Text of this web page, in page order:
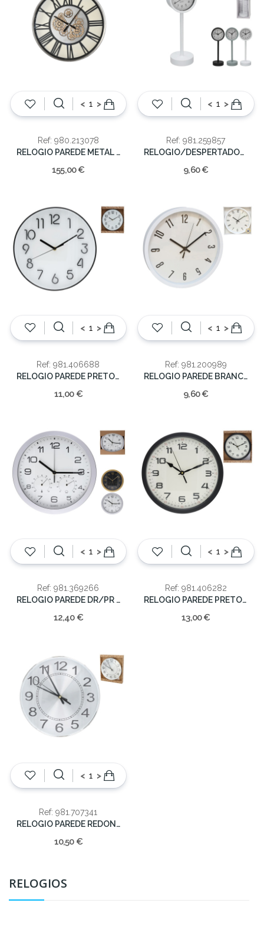
RELOGIOS
< >
Ref: 980.213078
RELOGIO PAREDE METAL 60X8X60
155,00 €
< >
Ref: 981.259857
RELOGIO/DESPERTADOR PRETO 7.6X6.6X22.5CM
9,60 €
< >
Ref: 981.406688
RELOGIO PAREDE PRETO/BR
11,00 €
< >
Ref: 981.200989
RELOGIO PAREDE BRANCO 30CM
9,60 €
< >
Ref: 981.369266
RELOGIO PAREDE DR/PR 30X4.3CM
12,40 €
< >
Ref: 981.406282
RELOGIO PAREDE PRETO 35.5X35.5X4.2CM
13,00 €
< >
Ref: 981.707341
RELOGIO PAREDE REDONDO PRAT 30CM
10,50 €